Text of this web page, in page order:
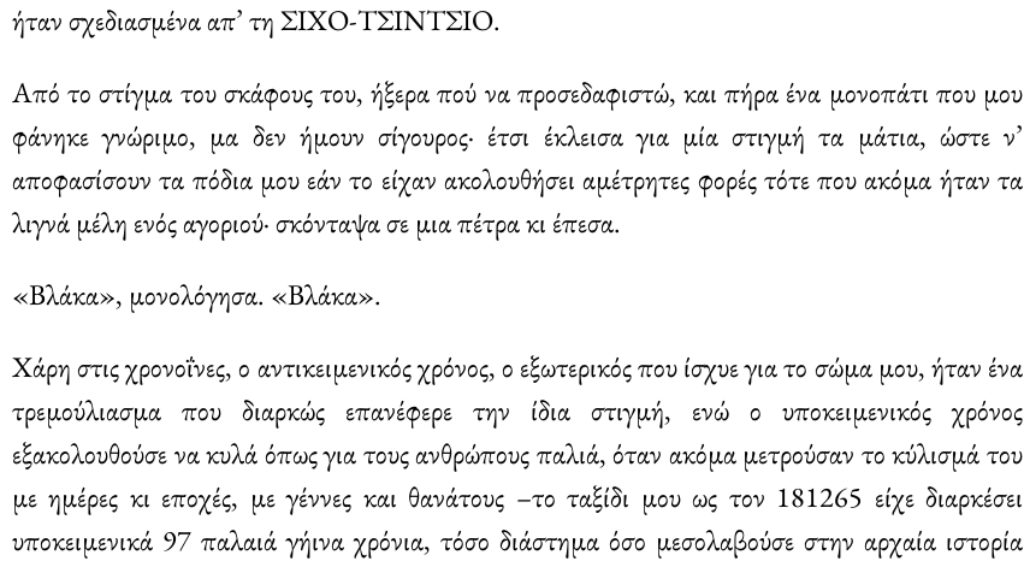
ήταν σχεδιασμένα απ’ τη ΣΙΧΟ-ΤΣΙΝΤΣΙΟ.
Από το στίγμα του σκάφους του, ήξερα πού να προσεδαφιστώ, και πήρα ένα μονοπάτι που μου
φάνηκε γνώριμο, μα δεν ήμουν σίγουρος· έτσι έκλεισα για μία στιγμή τα μάτια, ώστε ν’
αποφασίσουν τα πόδια μου εάν το είχαν ακολουθήσει αμέτρητες φορές τότε που ακόμα ήταν τα
λιγνά μέλη ενός αγοριού· σκόνταψα σε μια πέτρα κι έπεσα.
«Βλάκα», μονολόγησα. «Βλάκα».
Χάρη στις χρονοΐνες, ο αντικειμενικός χρόνος, ο εξωτερικός που ίσχυε για το σώμα μου, ήταν ένα
τρεμούλιασμα που διαρκώς επανέφερε την ίδια στιγμή, ενώ ο υποκειμενικός χρόνος
εξακολουθούσε να κυλά όπως για τους ανθρώπους παλιά, όταν ακόμα μετρούσαν το κύλισμά του
με ημέρες κι εποχές, με γέννες και θανάτους –το ταξίδι μου ως τον 181265 είχε διαρκέσει
υποκειμενικά 97 παλαιά γήινα χρόνια, τόσο διάστημα όσο μεσολαβούσε στην αρχαία ιστορία